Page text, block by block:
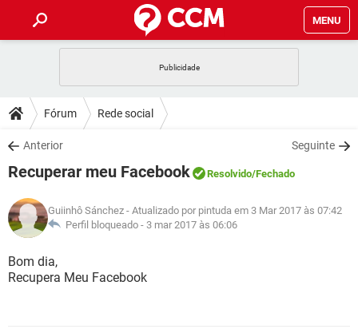
MENU
CELULAR
OUTLOOK
INSTAGRAM GMAIL
GUIA DE COMPRAS
DICAS
JOGOS
INSTAGRAM GMAIL
GUIA DE COMPRAS
DOWNLOADS
JOGOS WHATSAPP
CELULAR
OUTLOOK EXCEL
INSTAGRAM
GUIA DE COMPRAS
FÓRUM
JOGOS WHATSAPP
CELULAR
OUTLOOK
GLOSSÁRIO
JOGOS
CELULAR
Fórum Rede social
Anterior Seguinte
Recuperar meu Facebook Resolvido/Fechado
Guiinhô Sánchez - Atualizado por pintuda em 3 Mar 2017 às 07:42
Perfil bloqueado - 3 mar 2017 às 06:06
Bom dia,
Recupera Meu Facebook